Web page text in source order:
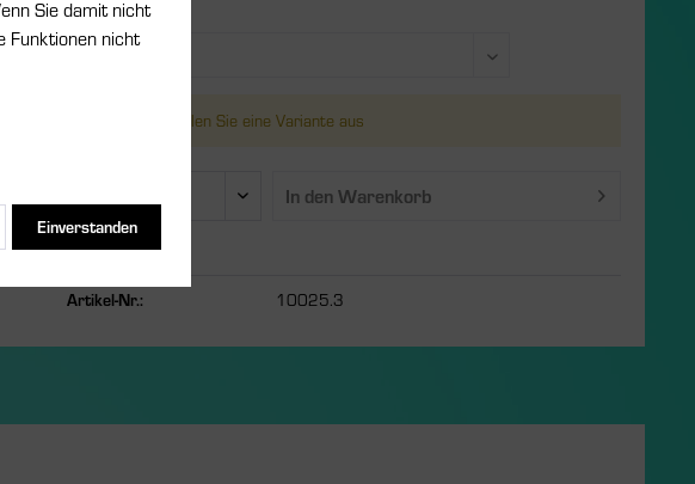
Nikotinstärke:
Bitte wählen Sie eine Variante aus
In den Warenkorb
Merken
Artikel-Nr.: 10025.3
Sie damit nicht
Funktionen nicht
Einverstanden